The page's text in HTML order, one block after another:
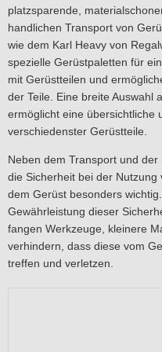
platzsparende,
handlichen Transport von
wie dem Karl Heavy von
spezielle Gerüstpaletten für
mit Gerüstteilen und
der Teile. Eine breite Auswahl
ermöglicht eine übersichtliche
verschiedenster Gerüstteile.
Neben dem Transport und
die Sicherheit bei der
dem Gerüst besonders
Gewährleistung dieser
fangen Werkzeuge, kleinere
verhindern, dass diese vom
treffen und verletzen.